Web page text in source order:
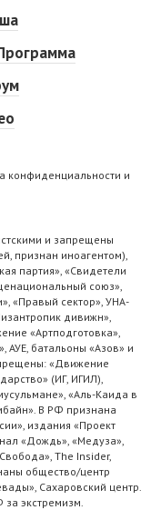
конфиденциальности и
и запрещены
признан иноагентом),
партия», «Свидетели
союз»,
«Правый сектор», УНА-
дивижн»,
«Артподготовка»,
АУЕ, батальоны «Азов» и
«Движение
(ИГ, ИГИЛ),
«Аль-Каида в
В РФ признана
издания «Проект
«Дождь», «Медуза»,
The Insider,
общество/центр
Сахаровский центр.
экстремизм.